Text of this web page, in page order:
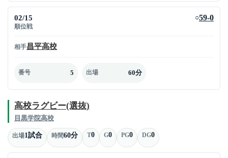
02/15
順位戦
○59-0
相手昌平高校
番号 5 出場 60分
高校ラグビー(選抜)
目黒学院高校
出場1試合 時間60分 T0 G0 PG0 DG0